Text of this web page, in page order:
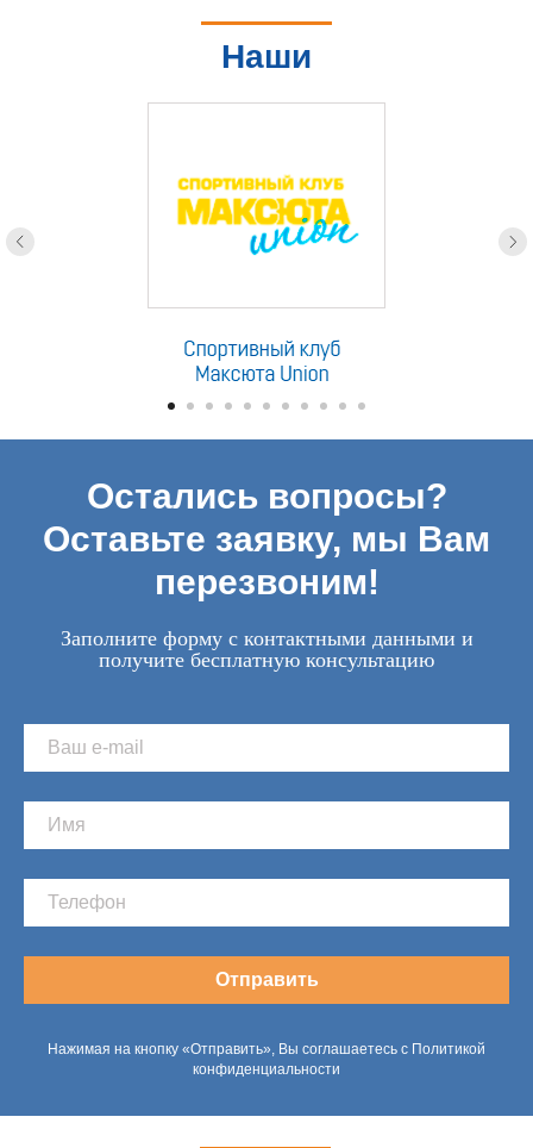
Наши
Остались вопросы?
Оставьте заявку, мы Вам
перезвоним!
Заполните форму с контактными данными и
получите бесплатную консультацию
Отправить
Нажимая на кнопку «Отправить», Вы соглашаетесь с Политикой
конфиденциальности